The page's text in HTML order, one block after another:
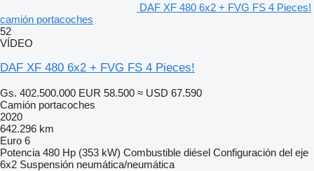
DAF XF 480 6x2 + FVG FS 4 Pieces!
camión portacoches
52
VÍDEO
DAF XF 480 6x2 + FVG FS 4 Pieces!
Gs. 402.500.000 EUR 58.500 ≈ USD 67.590
Camión portacoches
2020
642.296 km
Euro 6
Potencia 480 Hp (353 kW) Combustible diésel Configuración del eje
6x2 Suspensión neumática/neumática